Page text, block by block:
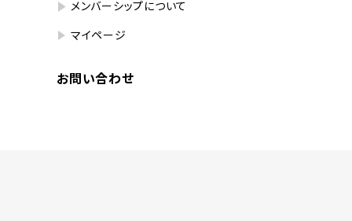
メンバーシップについて
マイページ
お問い合わせ